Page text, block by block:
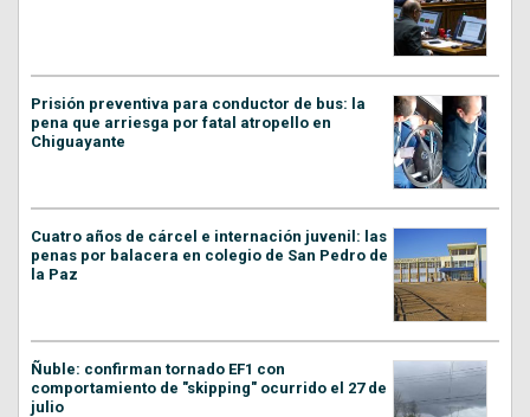
Prisión preventiva para conductor de bus: la
pena que arriesga por fatal atropello en
Chiguayante
Cuatro años de cárcel e internación juvenil: las
penas por balacera en colegio de San Pedro de
la Paz
Ñuble: confirman tornado EF1 con
comportamiento de "skipping" ocurrido el 27 de
julio